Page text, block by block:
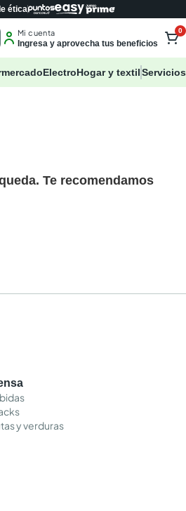
ética
Mi cuenta
Ingresa y aprovecha tus beneficios
0
ElectroHogar y textilServicios
Te recomendamos
y verduras